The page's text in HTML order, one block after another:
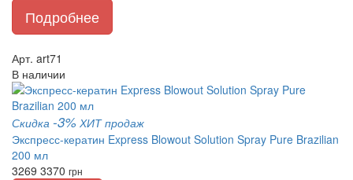
Подробнее
Арт. art71
В наличии
Скидка -3% ХИТ продаж
Экспресс-кератин Express Blowout Solution Spray Pure Brazilian
200 мл
3269 3370 грн